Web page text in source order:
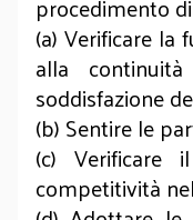
(a) Verificare
alla
soddisfazione
(b) Sentire le
(c) Verificare
competitività